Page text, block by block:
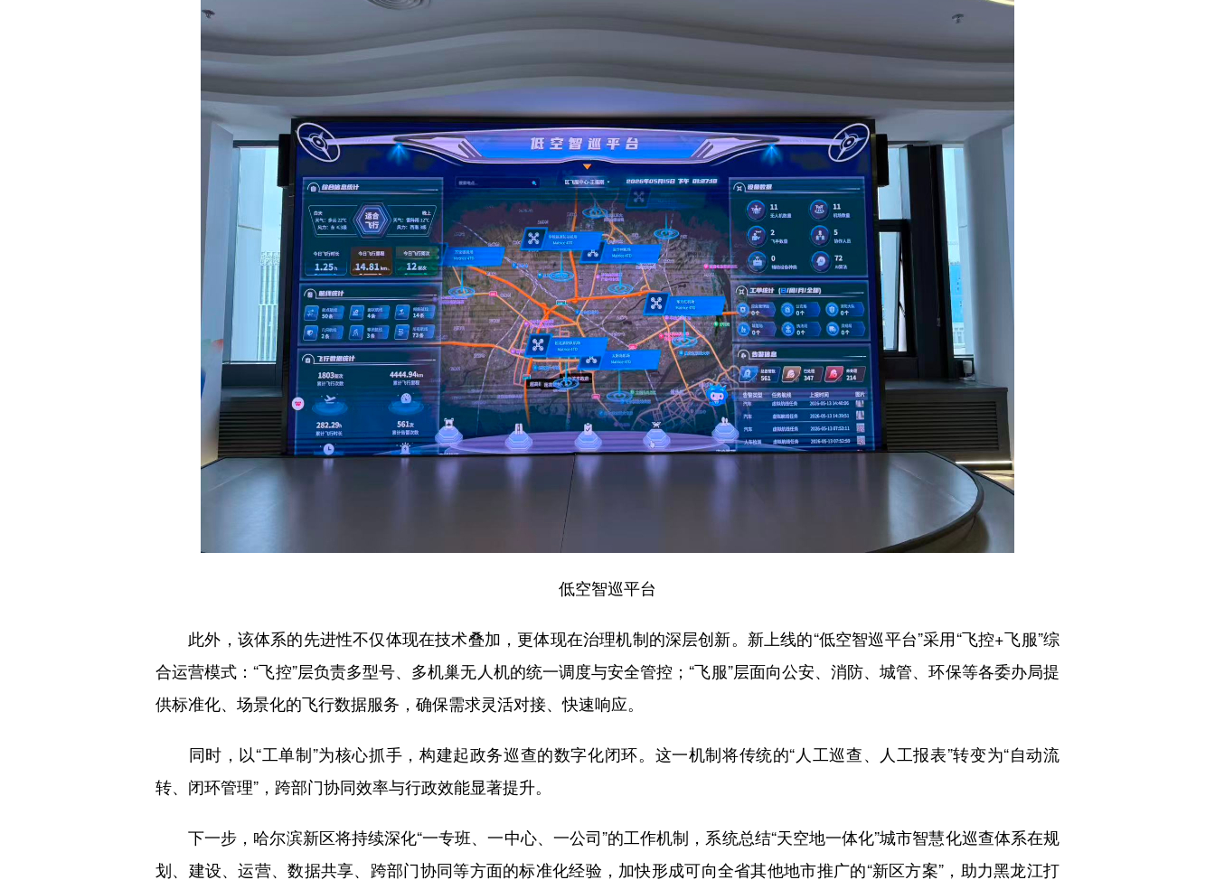
低空智巡平台
此外，该体系的先进性不仅体现在技术叠加，更体现在治理机制的深层创新。新上线的“低空智巡平台”采用“飞控+飞服”综
合运营模式：“飞控”层负责多型号、多机巢无人机的统一调度与安全管控；“飞服”层面向公安、消防、城管、环保等各委办局提
供标准化、场景化的飞行数据服务，确保需求灵活对接、快速响应。
同时，以“工单制”为核心抓手，构建起政务巡查的数字化闭环。这一机制将传统的“人工巡查、人工报表”转变为“自动流
转、闭环管理”，跨部门协同效率与行政效能显著提升。
下一步，哈尔滨新区将持续深化“一专班、一中心、一公司”的工作机制，系统总结“天空地一体化”城市智慧化巡查体系在规
划、建设、运营、数据共享、跨部门协同等方面的标准化经验，加快形成可向全省其他地市推广的“新区方案”，助力黑龙江打